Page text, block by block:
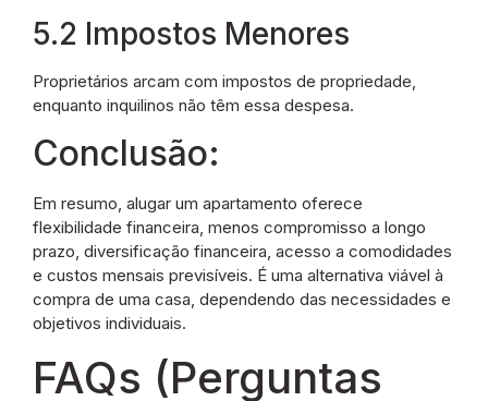
5.2 Impostos Menores
Proprietários arcam com impostos de propriedade,
enquanto inquilinos não têm essa despesa.
Conclusão:
Em resumo, alugar um apartamento oferece
flexibilidade financeira, menos compromisso a longo
prazo, diversificação financeira, acesso a comodidades
e custos mensais previsíveis. É uma alternativa viável à
compra de uma casa, dependendo das necessidades e
objetivos individuais.
FAQs (Perguntas